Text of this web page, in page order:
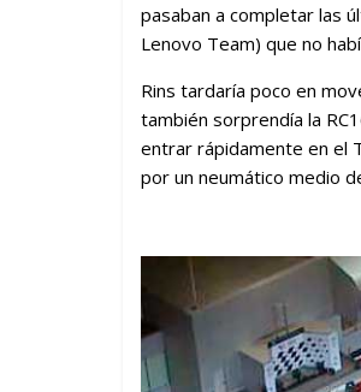
pasaban a completar las
Lenovo Team) que no
Rins tardaría poco en
también sorprendía la
entrar rápidamente en el
por un neumático medio